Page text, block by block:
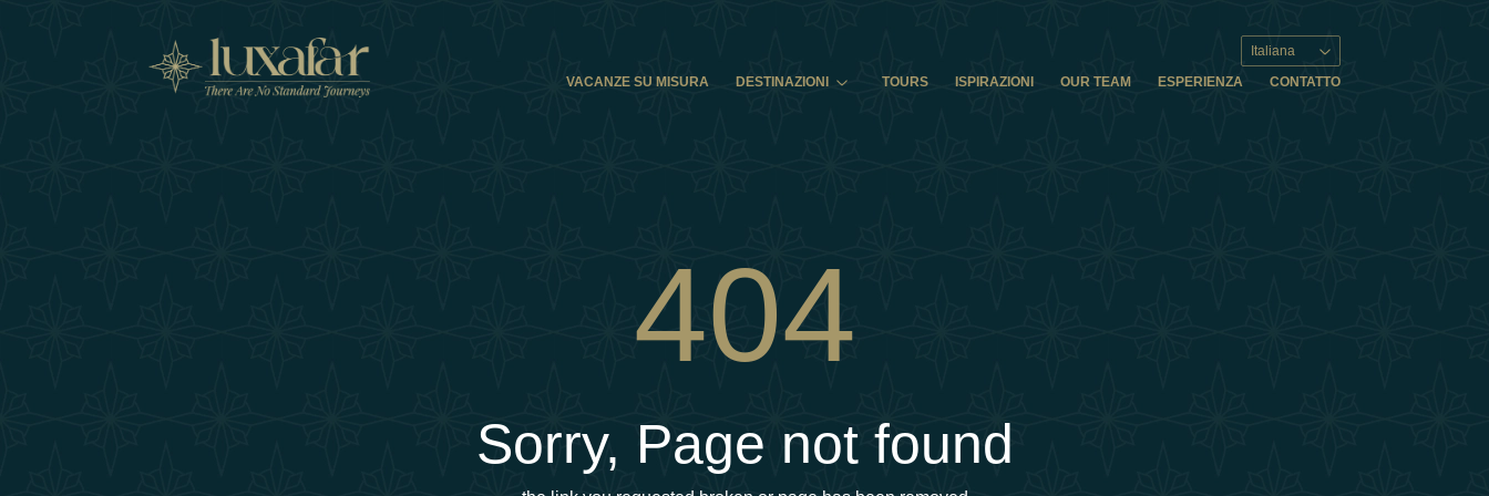
Italiana
VACANZE SU MISURA
DESTINAZIONI TOURS ISPIRAZIONI OUR TEAM ESPERIENZA CONTATTO
404
Sorry, Page not found